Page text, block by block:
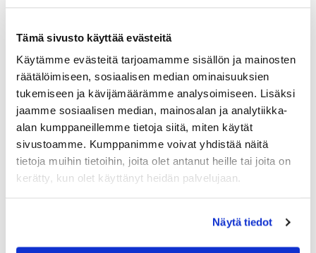
Tämä sivusto käyttää evästeitä
Käytämme evästeitä tarjoamamme sisällön ja mainosten
räätälöimiseen, sosiaalisen median ominaisuuksien
tukemiseen ja kävijämäärämme analysoimiseen. Lisäksi
jaamme sosiaalisen median, mainosalan ja analytiikka-
alan kumppaneillemme tietoja siitä, miten käytät
sivustoamme. Kumppanimme voivat yhdistää näitä
tietoja muihin tietoihin, joita olet antanut heille tai joita on
kerätty, kun olet käyttänyt heidän palvelujaan.
Näytä tiedot
kaveri. Eli sellainen pelaaja, joka tekee oman
osuutensa kentänhoidon eteen, aina ja joka kerta.
Hän nostaa divotin paikoilleen tai paikkaa jäljen
hiekalla. Hän muistaa korjata jälkensä bunkkerissa,
myös ne kengänjäljet. Hän korjaa pallon
alastulojäljen viheriöllä ja vie roskat ja pullon oikeisiin
laatikoihin. Ja jos aikaa on, hän korjailee myös
muiden jälkiä.
Oletko se sinä vai se tuttu pelikaveri? Vai oliko se